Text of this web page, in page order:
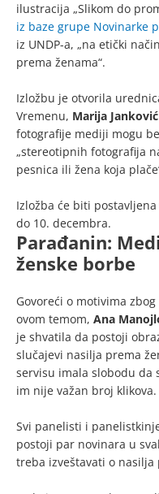
ilustracija „Slikom do
iz baze grupe Novinarke
iz UNDP-a, „na etički
prema ženama“.
Izložbu je otvorila
Vremenu, Marija Janković
fotografije mediji mogu
„stereotipnih fotografija
pesnica ili žena koja
Izložba će biti
do 10. decembra.
Parađanin:
ženske borbe
Govoreći o motivima
ovom temom, Ana
je shvatila da postoji
slučajevi nasilja prema
servisu imala slobodu da
im nije važan broj klikova.
Svi panelisti i
postoji par novinara u
treba izveštavati o nasilja